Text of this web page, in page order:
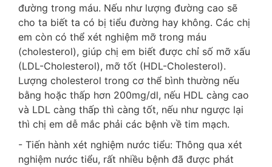
đường trong máu. Nếu như lượng đường cao sẽ
cho ta biết ta có bị tiểu đường hay không. Các chị
em còn có thể xét nghiệm mỡ trong máu
(cholesterol), giúp chị em biết được chỉ số mỡ xấu
(LDL-Cholesterol), mỡ tốt (HDL-Cholesterol).
Lượng cholesterol trong cơ thể bình thường nếu
bằng hoặc thấp hơn 200mg/dl, nếu HDL càng cao
và LDL càng thấp thì càng tốt, nếu như ngược lại
thì chị em dễ mắc phải các bệnh về tim mạch.
- Tiến hành xét nghiệm nước tiểu: Thông qua xét
nghiệm nước tiểu, rất nhiều bệnh đã được phát